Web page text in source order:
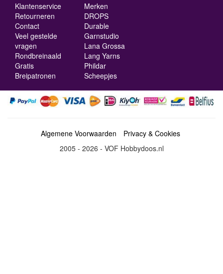
Klantenservice
Retourneren
Contact
Veel gestelde
vragen
Rondbreinaald
Gratis
Breipatronen
Merken
DROPS
Durable
Garnstudio
Lana Grossa
Lang Yarns
Phildar
Scheepjes
Algemene Voorwaarden
Privacy & Cookies
2005 - 2026 - VOF Hobbydoos.nl